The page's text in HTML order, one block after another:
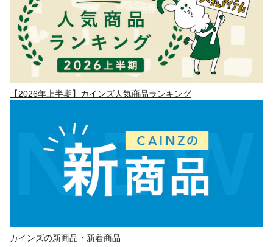
【2026年上半期】カインズ人気商品ランキング
カインズの新商品・新着商品